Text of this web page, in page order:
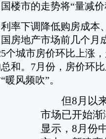
楼市的走势将“量减价
下调降低购房成本
房地产市场前几个月
个城市房价环比上涨
和。7月份，房价环
风频吹”。
但8月以来
市场已开始渐
显示，8月份